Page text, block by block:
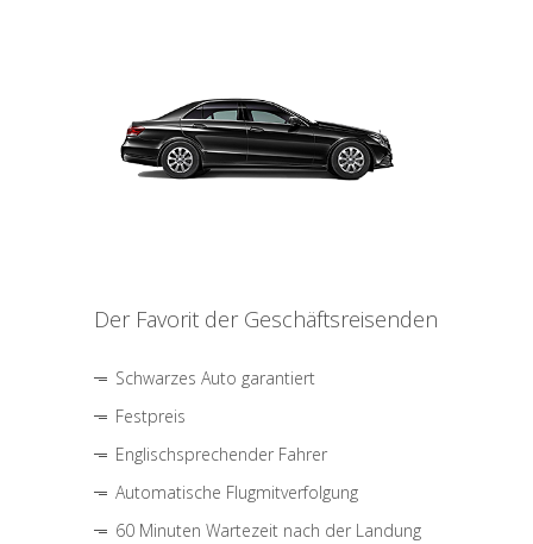
Der Favorit der Geschäftsreisenden
Schwarzes Auto garantiert
Festpreis
Englischsprechender Fahrer
Automatische Flugmitverfolgung
60 Minuten Wartezeit nach der Landung